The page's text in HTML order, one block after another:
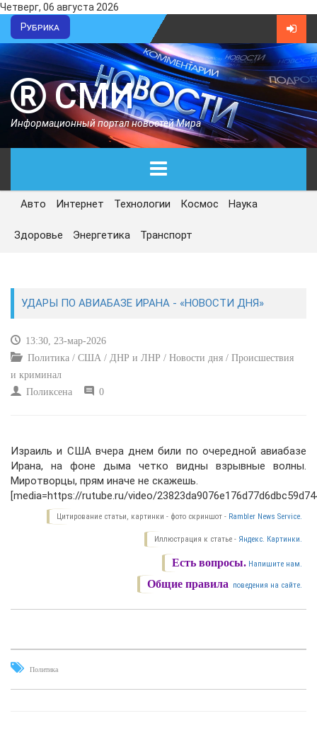
Четверг, 06 августа 2026
Рубрика
СМИ
Информационный портал новостей Мира
ГЛАВНАЯ
СЕГОДНЯ
КУЛЬТУРА
ПРОИСШЕСТВИЯ
Авто Интернет Технологии Космос Наука
Здоровье Энергетика Транспорт
УДАРЫ ПО АВИАБАЗЕ ИРАНА - «НОВОСТИ ДНЯ»
13:30, 23-мар-2026
Политика / США / ДНР и ЛНР / Новости дня / Происшествия
и криминал
Поликсена
0
Израиль и США вчера днем били по очередной авиабазе
Ирана, на фоне дыма четко видны взрывные волны.
Миротворцы, прям иначе не скажешь.
[media=https://rutube.ru/video/
Цитирование статьи, картинки - фото скриншот - Rambler News Service.
Иллюстрация к статье - Яндекс. Картинки.
Есть вопросы. Напишите нам.
Общие правила поведения на сайте.
Политика